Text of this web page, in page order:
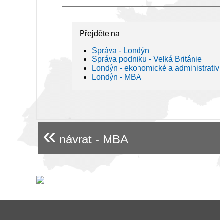
Přejděte na
Správa - Londýn
Správa podniku - Velká Británie
Londýn - ekonomické a
Londýn - MBA
« návrat - MBA